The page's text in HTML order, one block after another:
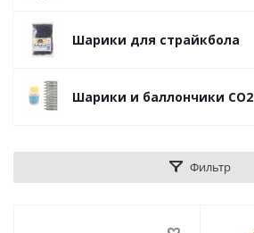
Шарики для страйкбола
Шарики и баллончики СО2
Фильтр